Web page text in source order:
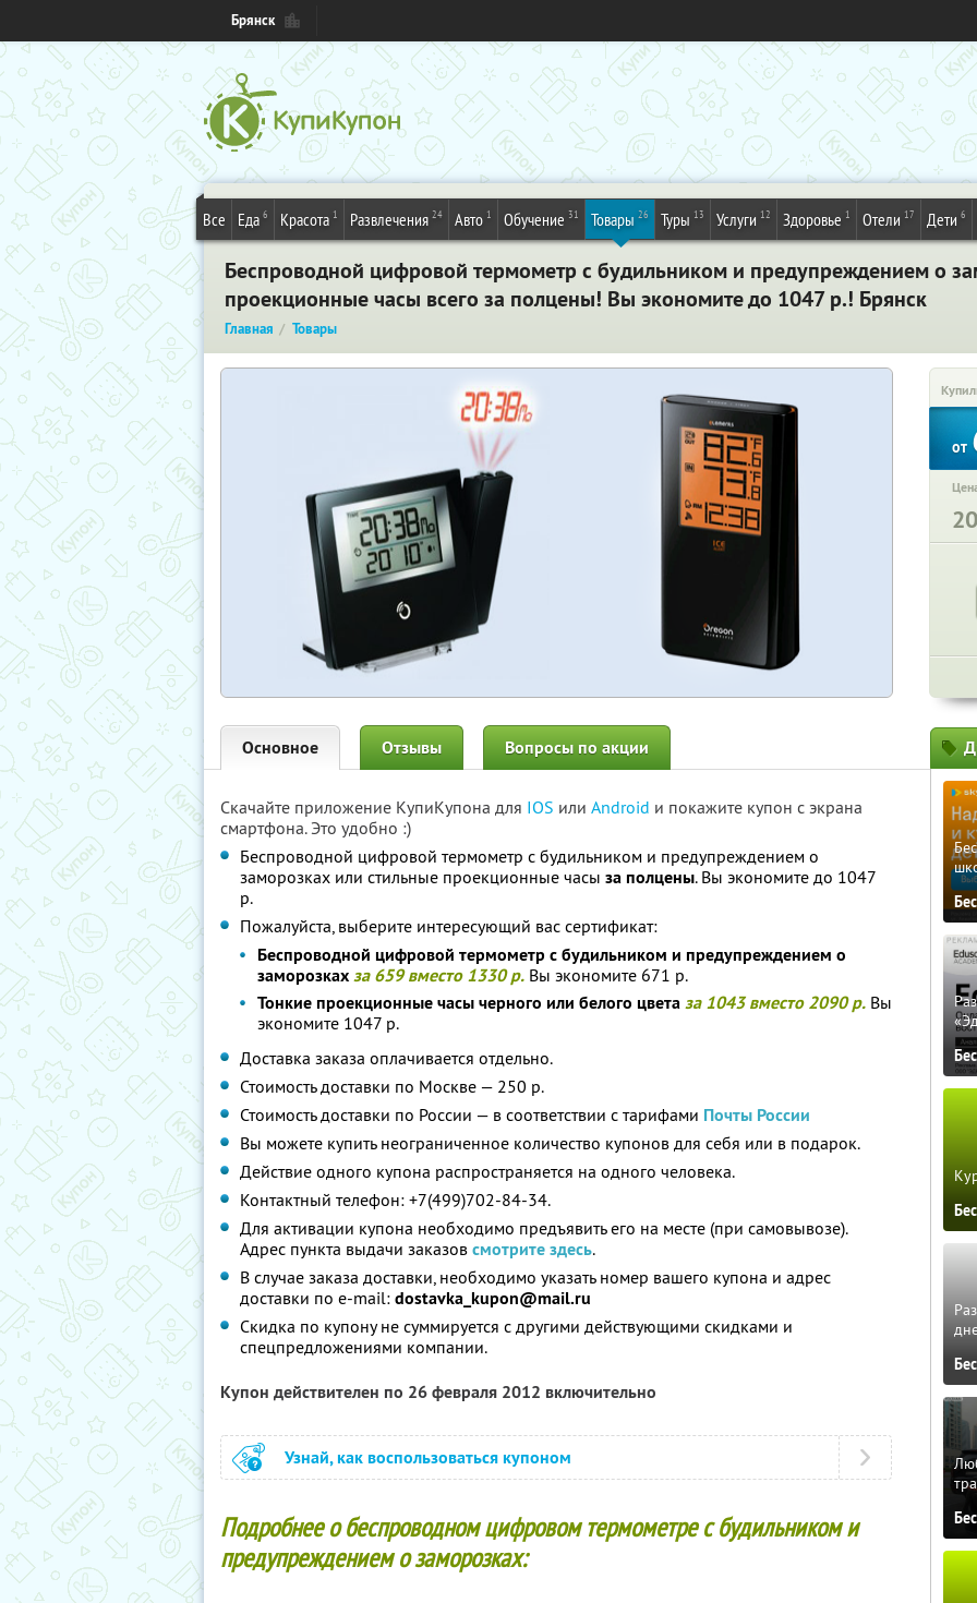
Брянск
Все Еда 6 Красота 1 Развлечения 24 Авто 1 Обучение 31 Товары 26 Туры 13 Услуги 12 Здоровье 1 Отели 17 Дети 6
Беспроводной цифровой термометр с будильником и предупреждением о
проекционные часы всего за полцены! Вы экономите до 1047 р.! Брянск
Главная Товары
от
Основное Отзывы Вопросы по акции
Скачайте приложение КупиКупона для IOS или Android и покажите купон с экрана
смартфона. Это удобно :)
Беспроводной цифровой термометр с будильником и предупреждением о
заморозках или стильные проекционные часы за полцены. Вы экономите до 1047
р.
Пожалуйста, выберите интересующий вас сертификат:
Беспроводной цифровой термометр с будильником и предупреждением о
заморозкахза 659 вместо 1330 р. Вы экономите 671 р.
Тонкие проекционные часы черного или белого цветаза 1043 вместо 2090 р. Вы
экономите 1047 р.
Доставка заказа оплачивается отдельно.
Стоимость доставки по Москве — 250 р.
Стоимость доставки по России — в соответствии с тарифами Почты России
Вы можете купить неограниченное количество купонов для себя или в подарок.
Действие одного купона распространяется на одного человека.
Контактный телефон: +7(499)702-84-34.
Для активации купона необходимо предъявить его на месте (при самовывозе).
Адрес пункта выдачи заказов смотрите здесь.
В случае заказа доставки, необходимо указать номер вашего купона и адрес
доставки по e-mail: dostavka_kupon@mail.ru
Скидка по купону не суммируется с другими действующими скидками и
спецпредложениями компании.
Купон действителен по 26 февраля 2012 включительно
Узнай, как воспользоваться купоном
Подробнее о беспроводном цифровом термометре с будильником и
предупреждением о заморозках: